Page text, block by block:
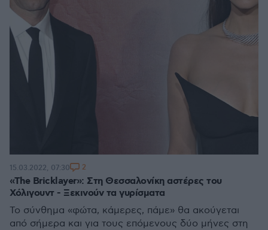
«The Bricklayer»: Στη Θεσσαλονίκη αστέρες του
Χόλιγουντ - Ξεκινούν τα γυρίσματα
Το σύνθημα «φώτα, κάμερες, πάμε» θα ακούγεται
από σήμερα και για τους επόμενους δύο μήνες στη
15.03.2022, 07:30 2